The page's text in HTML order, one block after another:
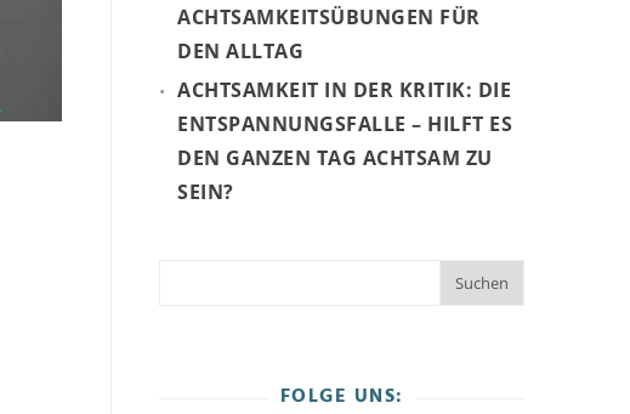
ACHTSAMKEITSÜBUNGEN FÜR
DEN ALLTAG
ACHTSAMKEIT IN DER KRITIK: DIE
ENTSPANNUNGSFALLE – HILFT ES
DEN GANZEN TAG ACHTSAM ZU
SEIN?
FOLGE UNS: